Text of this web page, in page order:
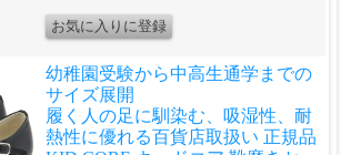
幼稚園受験から中高生通学までの
サイズ展開
履く人の足に馴染む、吸湿性、耐
熱性に優れる百貨店取扱い 正規品